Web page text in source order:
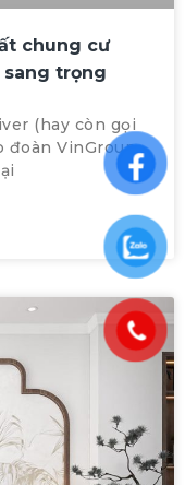
chung cư
sang trọng
(hay còn gọi
đoàn VinGroup